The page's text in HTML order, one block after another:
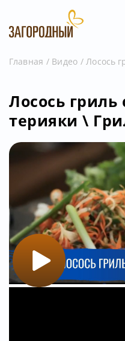
Главная Видео Лосось
Лосось гриль
терияки \